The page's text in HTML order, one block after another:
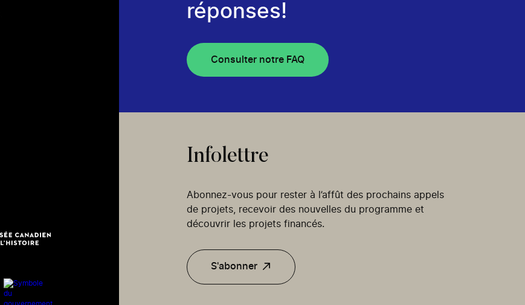
réponses!
Consulter notre FAQ
Infolettre
Abonnez-vous pour rester à l’affût des prochains appels
de projets, recevoir des nouvelles du programme et
découvrir les projets financés.
S'abonner